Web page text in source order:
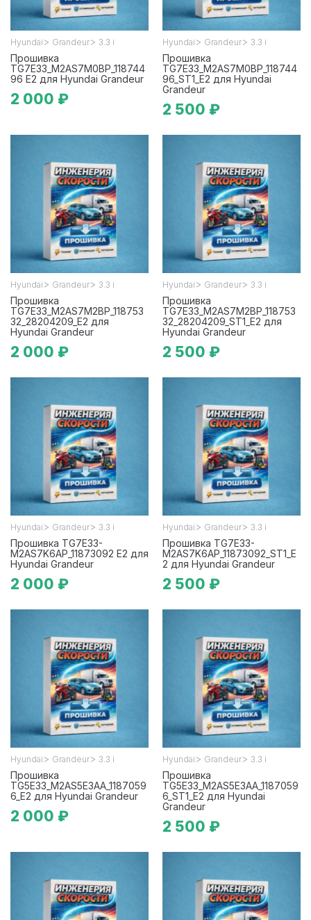
Hyundai > Grandeur> 3.3 i
Прошивка
TG7E33_M2AS7M0BP_118744
96 E2 для Hyundai Grandeur
2 000 ₽
Hyundai > Grandeur> 3.3 i
Прошивка
TG7E33_M2AS7M0BP_118744
96_ST1_E2 для Hyundai
Grandeur
2 500 ₽
Hyundai > Grandeur> 3.3 i
Прошивка
TG7E33_M2AS7M2BP_118753
32_28204209_E2 для
Hyundai Grandeur
2 000 ₽
Hyundai > Grandeur> 3.3 i
Прошивка
TG7E33_M2AS7M2BP_118753
32_28204209_ST1_E2 для
Hyundai Grandeur
2 500 ₽
Hyundai > Grandeur> 3.3 i
Прошивка TG7E33-
M2AS7K6AP_11873092 E2 для
Hyundai Grandeur
2 000 ₽
Hyundai > Grandeur> 3.3 i
Прошивка TG7E33-
M2AS7K6AP_11873092_ST1_E
2 для Hyundai Grandeur
2 500 ₽
Hyundai > Grandeur> 3.3 i
Прошивка
TG5E33_M2AS5E3AA_1187059
6_E2 для Hyundai Grandeur
2 000 ₽
Hyundai > Grandeur> 3.3 i
Прошивка
TG5E33_M2AS5E3AA_1187059
6_ST1_E2 для Hyundai
Grandeur
2 500 ₽